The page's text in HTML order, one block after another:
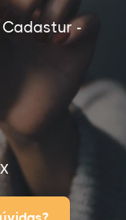
Cadastur -